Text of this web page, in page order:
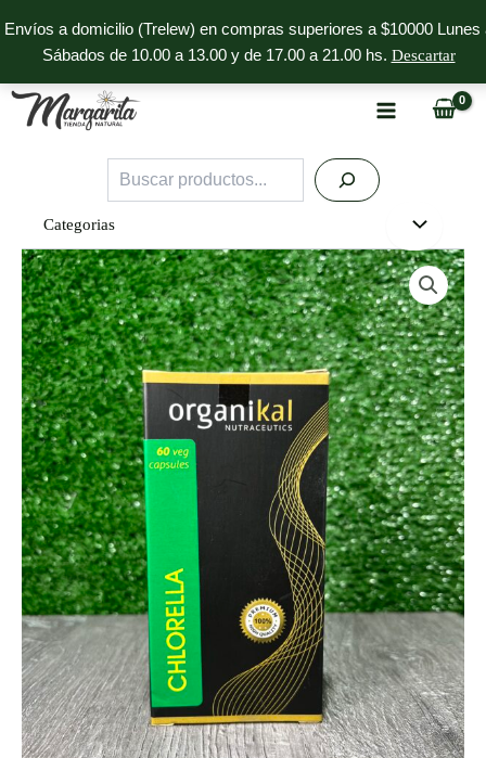
Envíos a domicilio (Trelew) en compras superiores a $10000 Lunes
Sábados de 10.00 a 13.00 y de 17.00 a 21.00 hs. Descartar
al
contenido
Buscar
Categorias
Chlorella
en
Cápsulas
Organikal
cantidad